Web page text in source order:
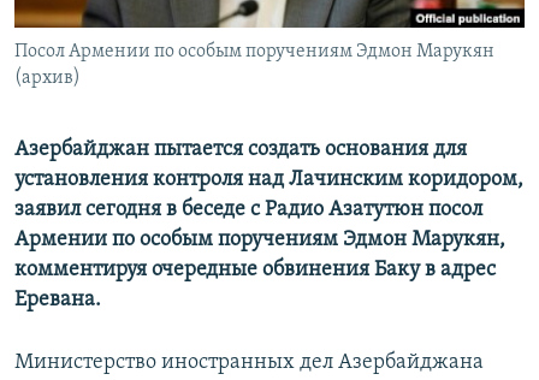
Все сайты Радио Азатутюн
Посол Армении по особым поручениям Эдмон Марукян
(архив)
Азербайджан пытается создать основания для
установления контроля над Лачинским коридором,
заявил сегодня в беседе с Радио Азатутюн посол
Армении по особым поручениям Эдмон Марукян,
комментируя очередные обвинения Баку в адрес
Еревана.
Министерство иностранных дел Азербайджана